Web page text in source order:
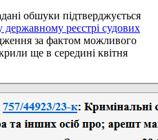
обшуки підтверджується
реєстрі судових
за фактом можливого
ще в середині квітня